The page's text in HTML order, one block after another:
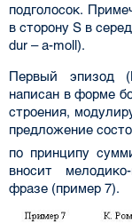
подголосок.
в сторону S в
dur – a-moll).
Первый эпизод
написан в форме
строения,
предложение
по принципу
вносит
фразе (пример 7).